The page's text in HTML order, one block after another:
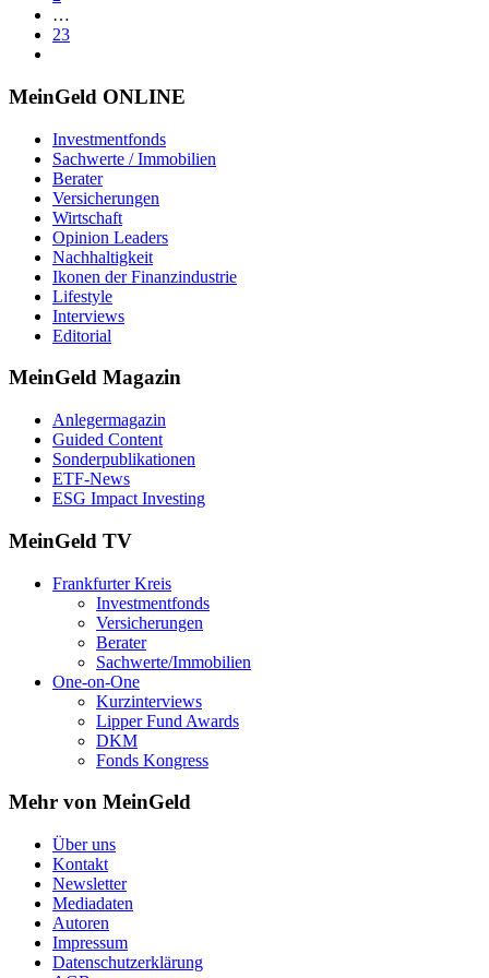
…
23
MeinGeld ONLINE
Investmentfonds
Sachwerte / Immobilien
Berater
Versicherungen
Wirtschaft
Opinion Leaders
Nachhaltigkeit
Ikonen der Finanzindustrie
Lifestyle
Interviews
Editorial
MeinGeld Magazin
Anlegermagazin
Guided Content
Sonderpublikationen
ETF-News
ESG Impact Investing
MeinGeld TV
Frankfurter Kreis
Investmentfonds
Versicherungen
Berater
Sachwerte/Immobilien
One-on-One
Kurzinterviews
Lipper Fund Awards
DKM
Fonds Kongress
Mehr von MeinGeld
Über uns
Kontakt
Newsletter
Mediadaten
Autoren
Impressum
Datenschutzerklärung